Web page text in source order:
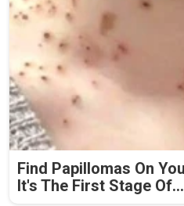
Find Papillomas On
It's The First Stage Of...